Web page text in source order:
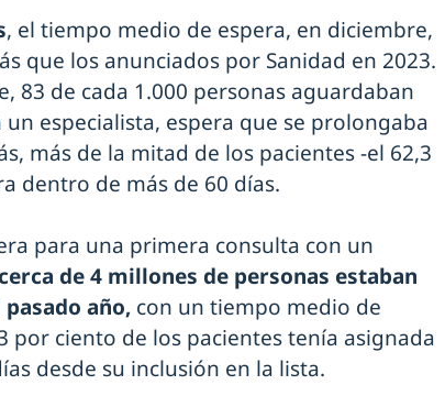
, el tiempo medio de espera, en diciembre,
que los anunciados por Sanidad en 2023.
83 de cada 1.000 personas aguardaban
especialista, espera que se prolongaba
más de la mitad de los pacientes -el 62,3
dentro de más de 60 días.
para una primera consulta con un
cerca de 4 millones de personas estaban
año, con un tiempo medio de
por ciento de los pacientes tenía asignada
desde su inclusión en la lista.